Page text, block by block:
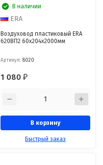
В наличии
ERA
Воздуховод пластиковый ERA
620ВП2 60x204x2000мм
Артикул: 8020
1 080₽
В корзину
Быстрый заказ